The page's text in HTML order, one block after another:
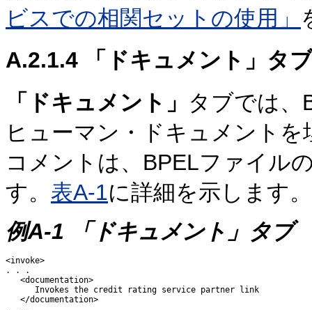
ビスでの相関セットの使用」
A.2.1.4 「ドキュメント」タブ
「ドキュメント」 タブでは、
ヒューマン・ドキュメント
コメントは、BPELファイル
す。 表A-1に詳細を示します。
例A-1 「ドキュメント」タブ
<invoke>
. . .
   <documentation>
      Invokes the credit rating service partner link
   </documentation>